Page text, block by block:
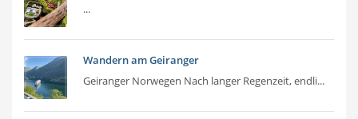
...
Wandern am Geiranger
Geiranger Norwegen Nach langer Regenzeit, endli...